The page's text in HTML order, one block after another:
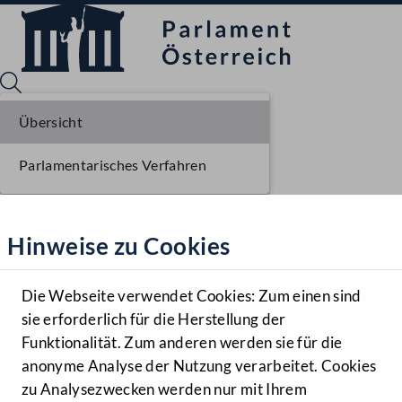
Hilfe
Benutzer
Navigationsmenü öffnen
MENÜ
Hinweise zu Cookies
Die Webseite verwendet Cookies: Zum einen sind
sie erforderlich für die Herstellung der
Funktionalität. Zum anderen werden sie für die
anonyme Analyse der Nutzung verarbeitet. Cookies
zu Analysezwecken werden nur mit Ihrem
Übersicht
Parlamentarisches Verfahren